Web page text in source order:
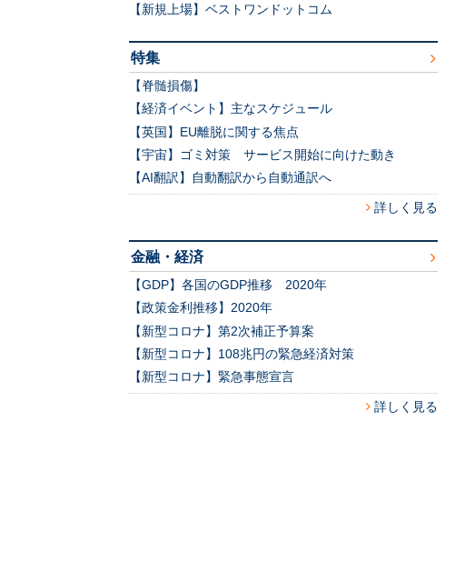
【新規上場】ベストワンドットコム
特集
【脊髄損傷】
【経済イベント】主なスケジュール
【英国】EU離脱に関する焦点
【宇宙】ゴミ対策 サービス開始に向けた動き
【AI翻訳】自動翻訳から自動通訳へ
詳しく見る
金融・経済
【GDP】各国のGDP推移 2020年
【政策金利推移】2020年
【新型コロナ】第2次補正予算案
【新型コロナ】108兆円の緊急経済対策
【新型コロナ】緊急事態宣言
詳しく見る